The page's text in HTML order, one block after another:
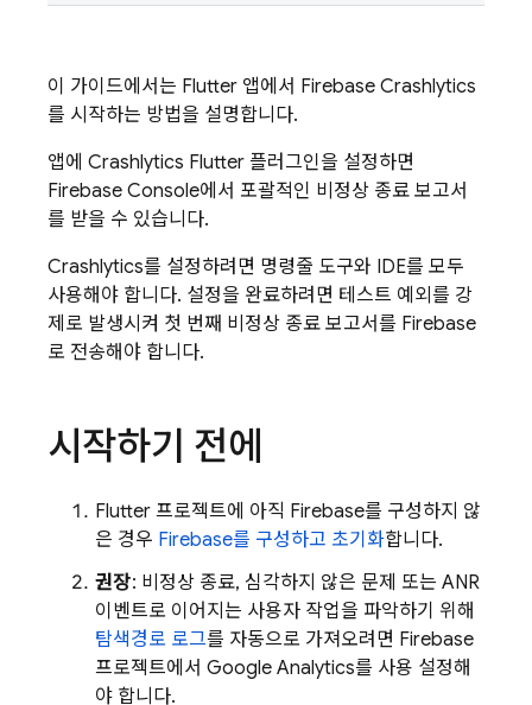
이 가이드에서는 Flutter 앱에서 Firebase Crashlytics
를 시작하는 방법을 설명합니다.
앱에 Crashlytics Flutter 플러그인을 설정하면
Firebase Console에서 포괄적인 비정상 종료 보고서
를 받을 수 있습니다.
Crashlytics를 설정하려면 명령줄 도구와 IDE를 모두
사용해야 합니다. 설정을 완료하려면 테스트 예외를 강
제로 발생시켜 첫 번째 비정상 종료 보고서를 Firebase
로 전송해야 합니다.
시작하기 전에
Flutter 프로젝트에 아직 Firebase를 구성하지 않
은 경우 Firebase를 구성하고 초기화합니다.
권장: 비정상 종료, 심각하지 않은 문제 또는 ANR
이벤트로 이어지는 사용자 작업을 파악하기 위해
탐색경로 로그를 자동으로 가져오려면 Firebase
프로젝트에서 Google Analytics를 사용 설정해
야 합니다.